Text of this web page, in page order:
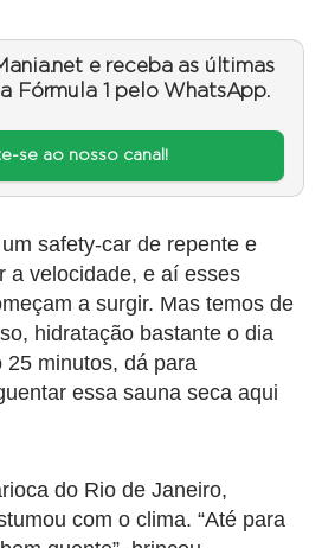
e receba as últimas
Fórmula 1 pelo WhatsApp.
se ao nosso canal!
safety-car de repente e
a velocidade, e aí esses
a surgir. Mas temos de
hidratação bastante o dia
25 minutos, dá para
essa sauna seca aqui
do Rio de Janeiro,
com o clima. “Até para